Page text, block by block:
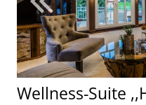
Wellness-Suite